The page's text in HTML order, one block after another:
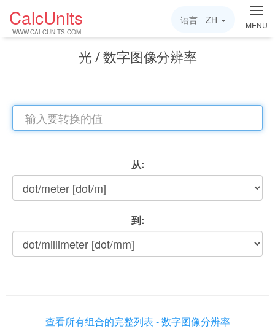
CalcUnits
WWW.CALCUNITS.COM
MENU
语言 - ZH
光 / 数字图像分辨率
从:
到:
查看所有组合的完整列表 - 数字图像分辨率